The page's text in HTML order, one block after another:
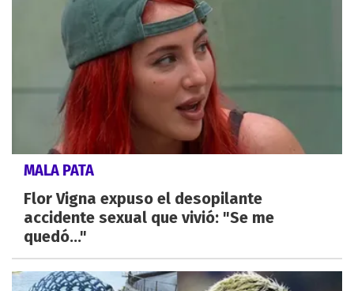
MALA PATA
Flor Vigna expuso el desopilante
accidente sexual que vivió: "Se me
quedó..."